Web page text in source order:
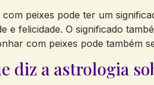
peixes pode ter um
e felicidade. O significado
com peixes pode também
diz a astrologia